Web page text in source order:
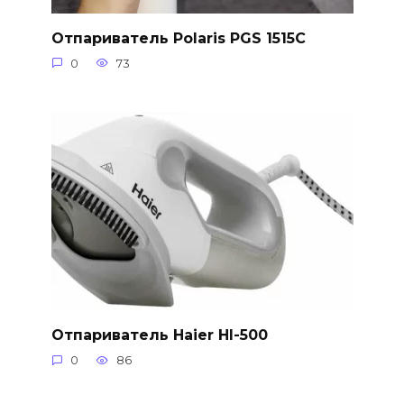
Отпариватель Polaris PGS 1515C
0 73
Отпариватель Haier HI-500
0 86